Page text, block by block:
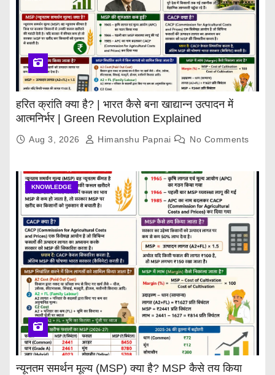
हरित क्रांति क्या है? | भारत कैसे बना खाद्यान्न उत्पादन में
आत्मनिर्भर | Green Revolution Explained
Aug 3, 2026 Himanshu Papnai No Comments
KNOWLEDGE
न्यूनतम समर्थन मूल्य (MSP) क्या है? MSP कैसे तय किया